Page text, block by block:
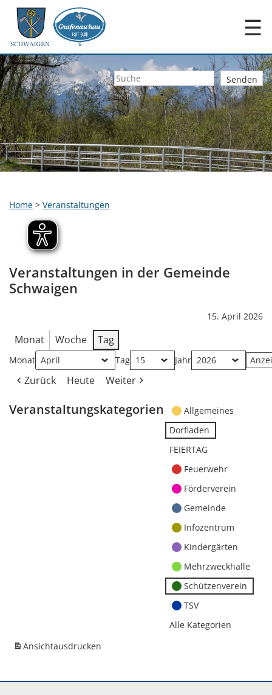
☰
Home > Veranstaltungen
Veranstaltungen in der Gemeinde
Schwaigen
15. April 2026
Monat Woche Tag
Monat Tag Jahr
Zurück Heute Weiter
Veranstaltungskategorien
Allgemeines
Dorfladen
FEIERTAG
Feuerwehr
Förderverein
Gemeinde
Infozentrum
Kindergärten
Mehrzweckhalle
Schützenverein
TSV
Alle Kategorien
Ansichtausdrucken